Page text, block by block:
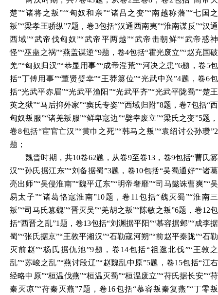
楚”“诸将之叛”‘“匈奴和亲”“诸吕之变”“南越称藩”“七国之
叛”“梁孝王骄纵”7题，卷3包括“汉通西南夷”“淮南谋反”“汉通
西域”“武帝伐匈奴”“武帝平两越”“武帝击朝鲜”“武帝惑神
怪”“巫蛊之祸”“燕盖谋逆”9题，卷4包括“霍光废立”“赵充国破
羌”“匈奴归汉”“恭显用事”“成帝淫荒”“河决之患”6题，卷5包
括“丁傅用事”“董贤嬖幸”“王莽篡位”“光武中兴”4题，卷6包
括“光武平赤眉”“光武平渔阳”“光武平齐”“光武平陇蜀”“楚王
英之狱”“马后抑外家”“窦氏专姿”“西域归附”8题，卷7包括“西
匈奴叛服”“诸羌叛服”“鲜卑寇边”“嬖幸废立”“梁氏之变”5题，
卷8包括“宦官亡汉”“黄巾之死”“韩马之叛”“袁绍讨公孙瓒”2
题；
魏晋时期，共10卷62题，从卷9至卷13，卷9包括“曹氏篡
汉”“孙氏据江东”“刘备据蜀”3题，卷10包括“吴蜀通好”“诸葛
亮出师”“吴侵淮南”“魏平辽东”“明帝奢靡”“司马懿诛曹爽”“吴
易太子”“诸葛恪寇淮南”10题，卷11包括“魏灭蜀”“淮南三
叛”“司马氏篡魏”“晋灭吴”“羌胡之叛”“陈敏之叛”6题，卷12包
括“西晋之乱”1题，卷13包括“刘渊据平阳”“慕容据邺”“成李据
蜀”“张氏据京”“王敦平湘汉”“石勒寇河朔”“前赵平秦陇”“石勒
灭前赵”“杨氏据仇池”9题，卷14包括“祖逖北伐”“王敦之
乱”“苏峻之乱”“燕讨段辽”“赵魏乱中原”5题，卷15包括“江右
经略中原”“桓温伐燕”“桓温灭蜀”“桓温废立”“苻氏据长安”“苻
秦灭凉”“苻秦灭燕”7题，卷16包括“慕容叛秦复燕”“丁零叛